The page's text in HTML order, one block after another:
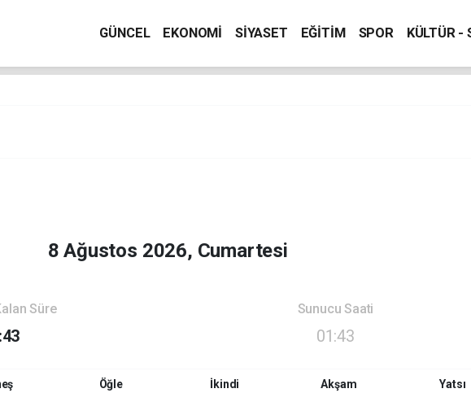
GÜNCEL EKONOMİ SİYASET EĞİTİM SPOR KÜLTÜR -
8 Ağustos 2026, Cumartesi
Süre Sunucu Saati
01:43
Öğle İkindi Akşam Yatsı